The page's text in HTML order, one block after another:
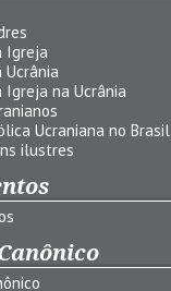
Igreja
Ucrânia
Igreja na Ucrânia
Ucraniana no Brasil
ilustres